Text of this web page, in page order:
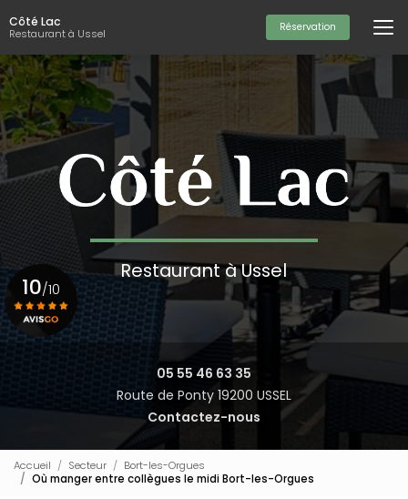
au
contenu
principal
Côté Lac
Restaurant à Ussel Réservation
Restaurant à Ussel
05 55 46 63 35
Route de Ponty 19200 USSEL
Contactez-nous
10/10
Voir le certificat
Accueil Secteur
Bort-les-Orgues
Où manger entre collègues le midi Bort-les-Orgues